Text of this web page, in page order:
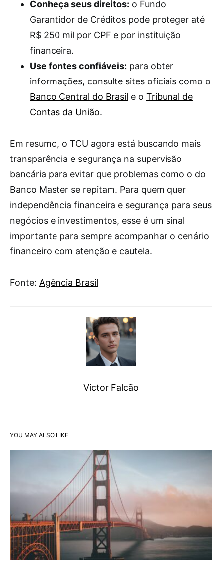
Conheça seus direitos: o Fundo
Garantidor de Créditos pode proteger até
R$ 250 mil por CPF e por instituição
financeira.
Use fontes confiáveis: para obter
informações, consulte sites oficiais como o
Banco Central do Brasil e o Tribunal de
Contas da União.
Em resumo, o TCU agora está buscando mais
transparência e segurança na supervisão
bancária para evitar que problemas como o do
Banco Master se repitam. Para quem quer
independência financeira e segurança para seus
negócios e investimentos, esse é um sinal
importante para sempre acompanhar o cenário
financeiro com atenção e cautela.
Fonte: Agência Brasil
Victor Falcão
YOU MAY ALSO LIKE